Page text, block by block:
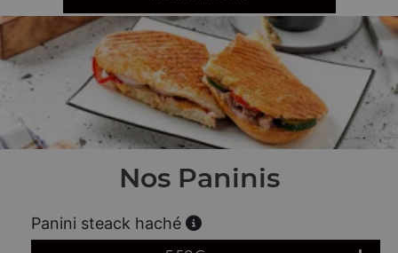
Nos Paninis
Panini steack haché